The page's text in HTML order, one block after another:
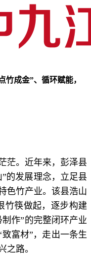
竹成金”、循环赋能，
。近年来，彭泽县
的发展理念，立足县
色竹产业。该县浩山
竹筷做起，逐步构建
作”的完整闭环产业
富材”，走出一条生
之路。